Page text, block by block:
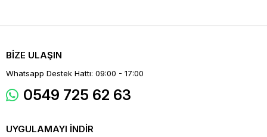
BİZE ULAŞIN
Whatsapp Destek Hattı: 09:00 - 17:00
0549 725 62 63
UYGULAMAYI İNDİR